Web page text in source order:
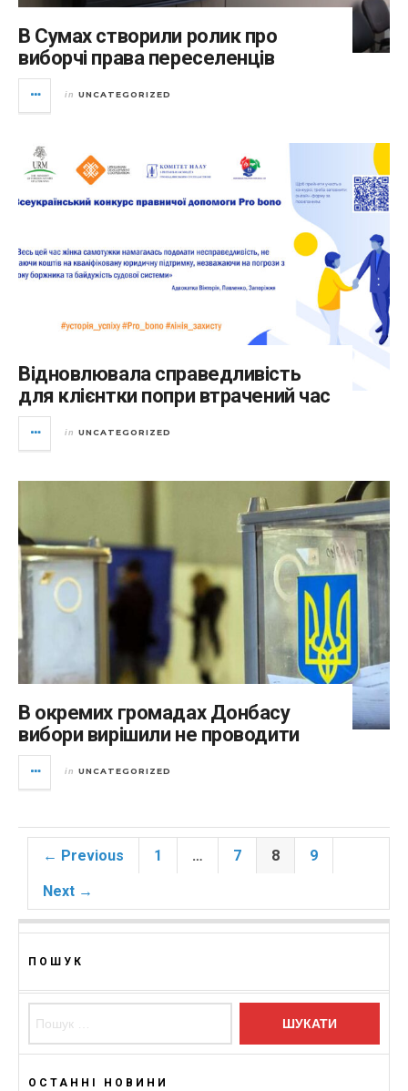
В Сумах створили ролик про
виборчі права переселенців
in UNCATEGORIZED
Відновлювала справедливість
для клієнтки попри втрачений час
in UNCATEGORIZED
В окремих громадах Донбасу
вибори вирішили не проводити
in UNCATEGORIZED
← Previous 1 … 7 8 9
Next →
ПОШУК
ОСТАННІ НОВИНИ